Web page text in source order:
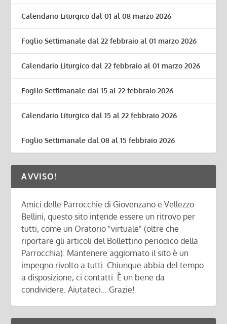
Calendario Liturgico dal 01 al 08 marzo 2026
Foglio Settimanale dal 22 febbraio al 01 marzo 2026
Calendario Liturgico dal 22 febbraio al 01 marzo 2026
Foglio Settimanale dal 15 al 22 febbraio 2026
Calendario Liturgico dal 15 al 22 febbraio 2026
Foglio Settimanale dal 08 al 15 febbraio 2026
AVVISO!
Amici delle Parrocchie di Giovenzano e Vellezzo
Bellini, questo sito intende essere un ritrovo per
tutti, come un Oratorio "virtuale" (oltre che
riportare gli articoli del Bollettino periodico della
Parrocchia). Mantenere aggiornato il sito è un
impegno rivolto a tutti. Chiunque abbia del tempo
a disposizione, ci contatti. È un bene da
condividere. Aiutateci... Grazie!